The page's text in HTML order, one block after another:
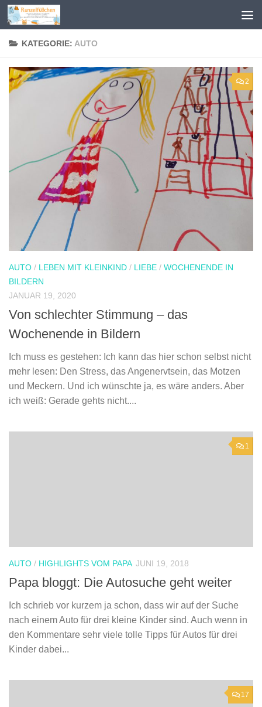
Zum Inhalt springen
KATEGORIE: AUTO
2
AUTO / LEBEN MIT KLEINKIND / LIEBE / WOCHENENDE IN
BILDERN
JANUAR 19, 2020
Von schlechter Stimmung – das
Wochenende in Bildern
Ich muss es gestehen: Ich kann das hier schon selbst nicht
mehr lesen: Den Stress, das Angenervtsein, das Motzen
und Meckern. Und ich wünschte ja, es wäre anders. Aber
ich weiß: Gerade gehts nicht....
1
AUTO / HIGHLIGHTS VOM PAPA JUNI 19, 2018
Papa bloggt: Die Autosuche geht weiter
Ich schrieb vor kurzem ja schon, dass wir auf der Suche
nach einem Auto für drei kleine Kinder sind. Auch wenn in
den Kommentare sehr viele tolle Tipps für Autos für drei
Kinder dabei...
17